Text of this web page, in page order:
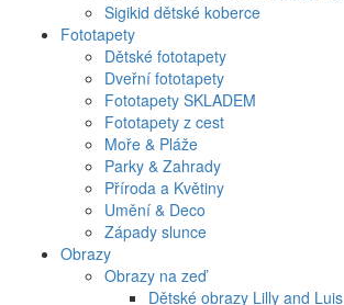
Sigikid dětské koberce
Fototapety
Dětské fototapety
Dveřní fototapety
Fototapety SKLADEM
Fototapety z cest
Moře & Pláže
Parky & Zahrady
Příroda a Květiny
Umění & Deco
Západy slunce
Obrazy
Obrazy na zeď
Dětské obrazy Lilly and Luis